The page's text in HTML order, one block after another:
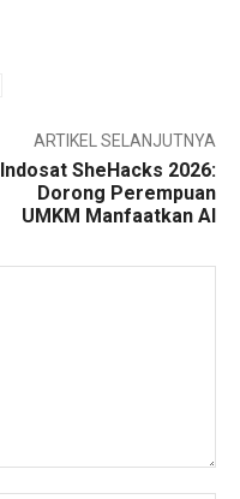
ARTIKEL SELANJUTNYA
Indosat SheHacks 2026:
Dorong Perempuan
UMKM Manfaatkan AI